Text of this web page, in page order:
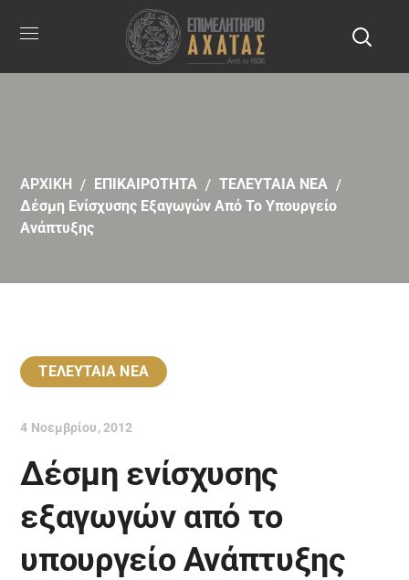
ΑΡΧΙΚΗ ΕΠΙΚΑΙΡΟΤΗΤΑ
ΤΕΛΕΥΤΑΙΑ ΝΕΑ
Δέσμη Ενίσχυσης Εξαγωγών Από Το Υπουργείο
Ανάπτυξης
ΤΕΛΕΥΤΑΙΑ ΝΕΑ
4 Νοεμβρίου, 2012
Δέσμη ενίσχυσης
εξαγωγών από το
υπουργείο Ανάπτυξης